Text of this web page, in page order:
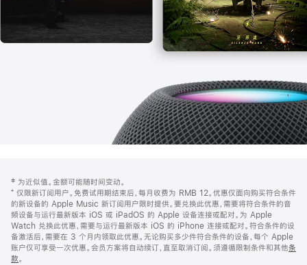
页
页
脚
注
‡ 为近似值。金额可能随时间变动。
⁺ 仅限新订阅用户。免费试用期结束后，每月收费为 RMB 12。优惠仅面向购买符合条件
的新设备的 Apple Music 新订阅用户限时提供。要兑换此优惠，需要将符合条件的音
频设备与运行最新版本 iOS 或 iPadOS 的 Apple 设备连接或配对。为 Apple
Watch 兑换此优惠，需要与运行最新版本 iOS 的 iPhone 连接或配对。符合条件的设
备激活后，需要在 3 个月内领取此优惠。无论购买多少件符合条件的设备，每个 Apple
账户仅可享受一次优惠。会员方案将自动续订，直至取消订阅。须遵循限制条件和其他条
款。